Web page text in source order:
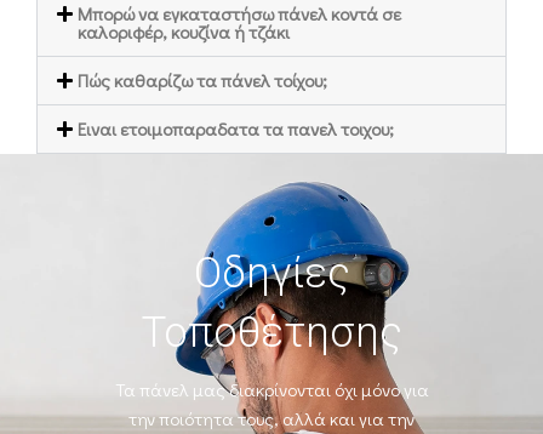
Mπορώ να εγκαταστήσω πάνελ κοντά σε
καλοριφέρ, κουζίνα ή τζάκι
Πώς καθαρίζω τα πάνελ τοίχου;
Ειναι ετοιμοπαραδατα τα πανελ τοιχου;
Οδηγίες
Τοποθέτησης
Τα πάνελ μας διακρίνονται όχι μόνο για
την ποιότητα τους, αλλά και για την